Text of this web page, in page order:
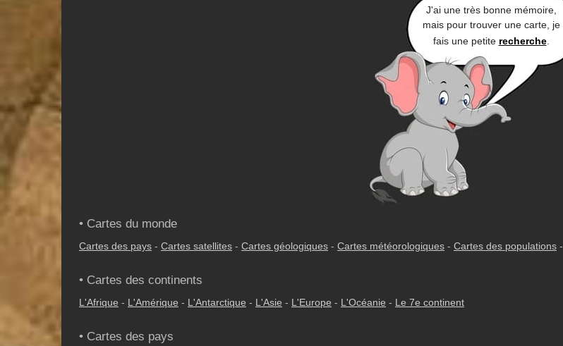
J'ai une très bonne mémoire,
mais pour trouver une carte, je
fais une petite recherche.
• Cartes du monde
Cartes des pays - Cartes satellites - Cartes géologiques - Cartes météorologiques - Cartes des populations -
• Cartes des continents
L'Afrique - L'Amérique - L'Antarctique - L'Asie - L'Europe - L'Océanie - Le 7e continent
• Cartes des pays